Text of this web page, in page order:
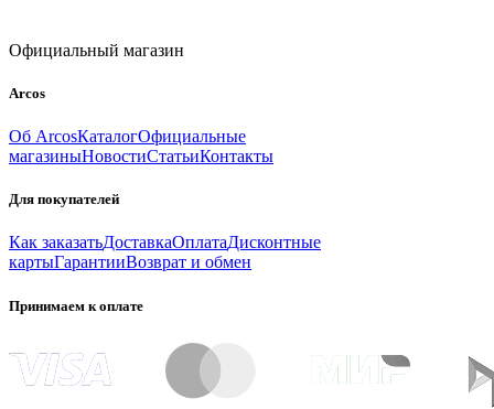
Официальный магазин
Arcos
Об ArcosКаталогОфициальные
магазиныНовостиСтатьиКонтакты
Для покупателей
Как заказатьДоставкаОплатаДисконтные
картыГарантииВозврат и обмен
Принимаем к оплате